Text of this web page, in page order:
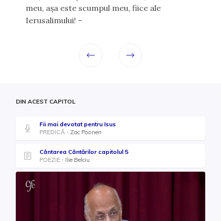
meu, aşa este scumpul meu, fiice ale
Ierusalimului! –
DIN ACEST CAPITOL
Fii mai devotat pentru Isus
PREDICĂ
Zac Poonen
Cântarea Cântărilor capitolul 5
POEZIE
Ilie Belciu